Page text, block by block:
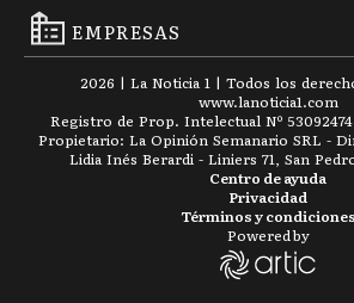
EMPRESAS
2026 | La Noticia 1 | Todos los
www.lanoticia1.com
Registro de Prop. Intelectual Nº 53092474
Propietario: La Opinión Semanario SRL -
Lidia Inés Berardi - Liniers 71, San
Términos y condiciones
Privacidad
Centro de ayuda
Powered by